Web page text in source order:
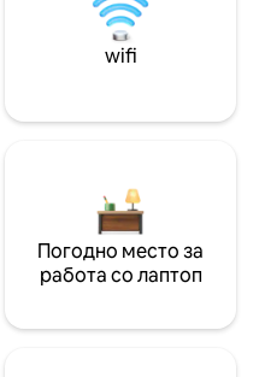
wifi
Погодно место за
работа со лаптоп